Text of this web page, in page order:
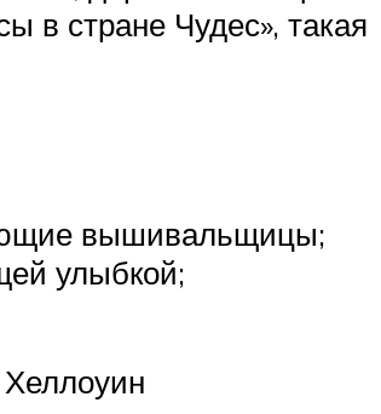
в стране Чудес», такая
вышивальщицы;
улыбкой;